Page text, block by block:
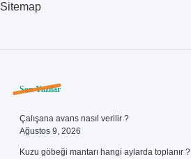
Sitemap
Sidebar
Son Yazılar
Çalışana avans nasıl verilir ?
Ağustos 9, 2026
Kuzu göbeği mantarı hangi aylarda toplanır ?